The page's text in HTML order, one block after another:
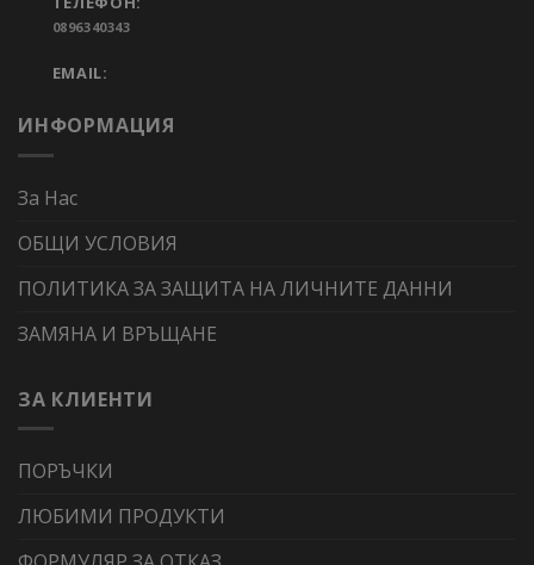
0896340343
EMAIL:
ИНФОРМАЦИЯ
За Нас
ОБЩИ УСЛОВИЯ
ПОЛИТИКА ЗА ЗАЩИТА НА ЛИЧНИТЕ ДАННИ
ЗАМЯНА И ВРЪЩАНЕ
ЗА КЛИЕНТИ
ПОРЪЧКИ
ЛЮБИМИ ПРОДУКТИ